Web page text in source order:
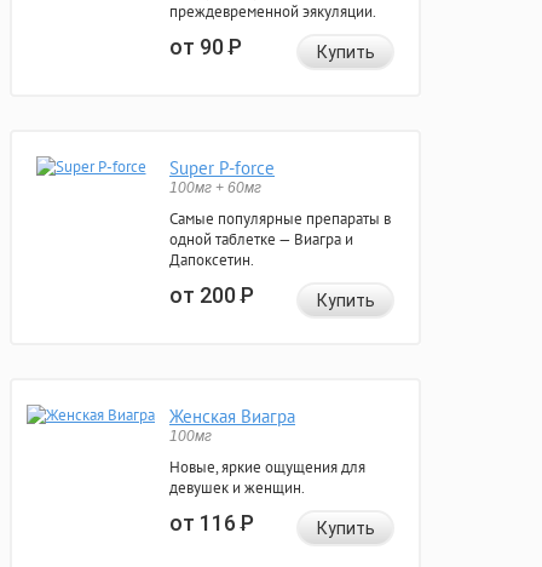
преждевременной эякуляции.
от 90Р Купить
Super P-force
100мг + 60мг
Самые популярные препараты в
одной таблетке — Виагра и
Дапоксетин.
от 200Р Купить
Женская Виагра
100мг
Новые, яркие ощущения для
девушек и женщин.
от 116Р Купить